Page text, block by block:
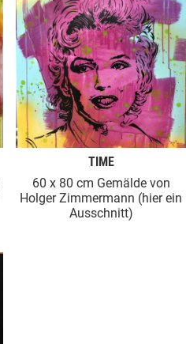
TIME
60 x 80 cm Gemälde von
Holger Zimmermann (hier ein
Ausschnitt)